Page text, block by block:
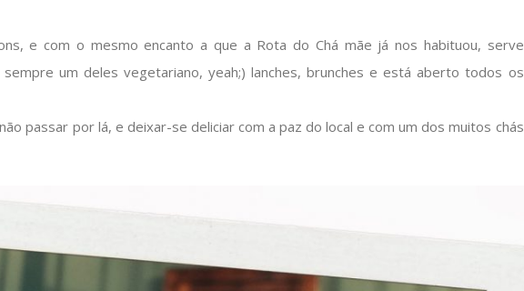
e com o mesmo encanto a que a Rota do Chá mãe já nos habituou, serve
um deles vegetariano, yeah;) lanches, brunches e está aberto todos os
passar por lá, e deixar-se deliciar com a paz do local e com um dos muitos chás